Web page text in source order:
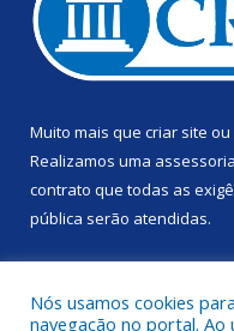
Muito mais que criar site ou
Realizamos uma assessoria
contrato que todas as
pública serão atendidas.
Nós usamos cookies
navegação no portal.